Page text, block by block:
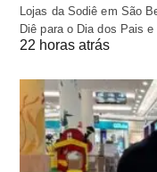
Lojas da Sodiê em São
Diê para o Dia dos Pais
22 horas atrás